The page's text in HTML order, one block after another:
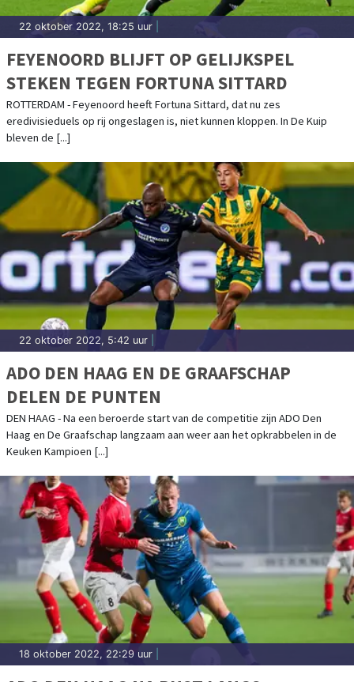
22 oktober 2022, 18:25 uur
FEYENOORD BLIJFT OP GELIJKSPEL
STEKEN TEGEN FORTUNA SITTARD
ROTTERDAM - Feyenoord heeft Fortuna Sittard, dat nu zes
eredivisieduels op rij ongeslagen is, niet kunnen kloppen. In De Kuip
bleven de [...]
22 oktober 2022, 5:42 uur
ADO DEN HAAG EN DE GRAAFSCHAP
DELEN DE PUNTEN
DEN HAAG - Na een beroerde start van de competitie zijn ADO Den
Haag en De Graafschap langzaam aan weer aan het opkrabbelen in de
Keuken Kampioen [...]
18 oktober 2022, 22:29 uur